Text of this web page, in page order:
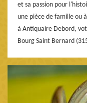
et sa passion pour
une pièce de famille ou
à Antiquaire Debord,
Bourg Saint Bernard